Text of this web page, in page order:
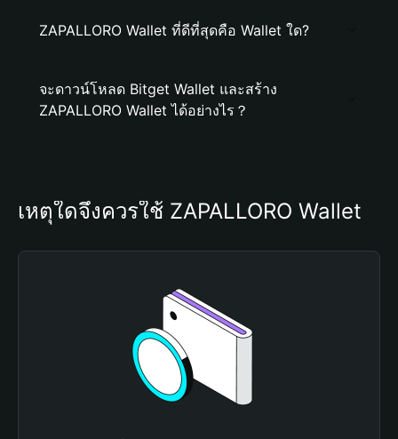
ZAPALLORO Wallet ที่ดีที่สุดคือ Wallet ใด?
จะดาวน์โหลด Bitget Wallet และสร้าง
ZAPALLORO Wallet ได้อย่างไร？
เหตุใดจึงควรใช้ ZAPALLORO Wallet